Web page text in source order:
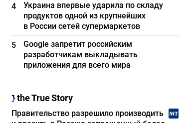
4
Украина впервые ударила по складу
продуктов одной из крупнейших
в России сетей супермаркетов
5
Google запретит российским
разработчикам выкладывать
приложения для всего мира